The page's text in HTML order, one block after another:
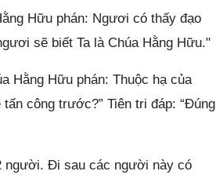
Hữu phán: Ngươi có thấy đạo
sẽ biết Ta là Chúa Hằng Hữu."
Hằng Hữu phán: Thuộc hạ của
công trước?” Tiên tri đáp: “Đúng
người. Đi sau các người này có